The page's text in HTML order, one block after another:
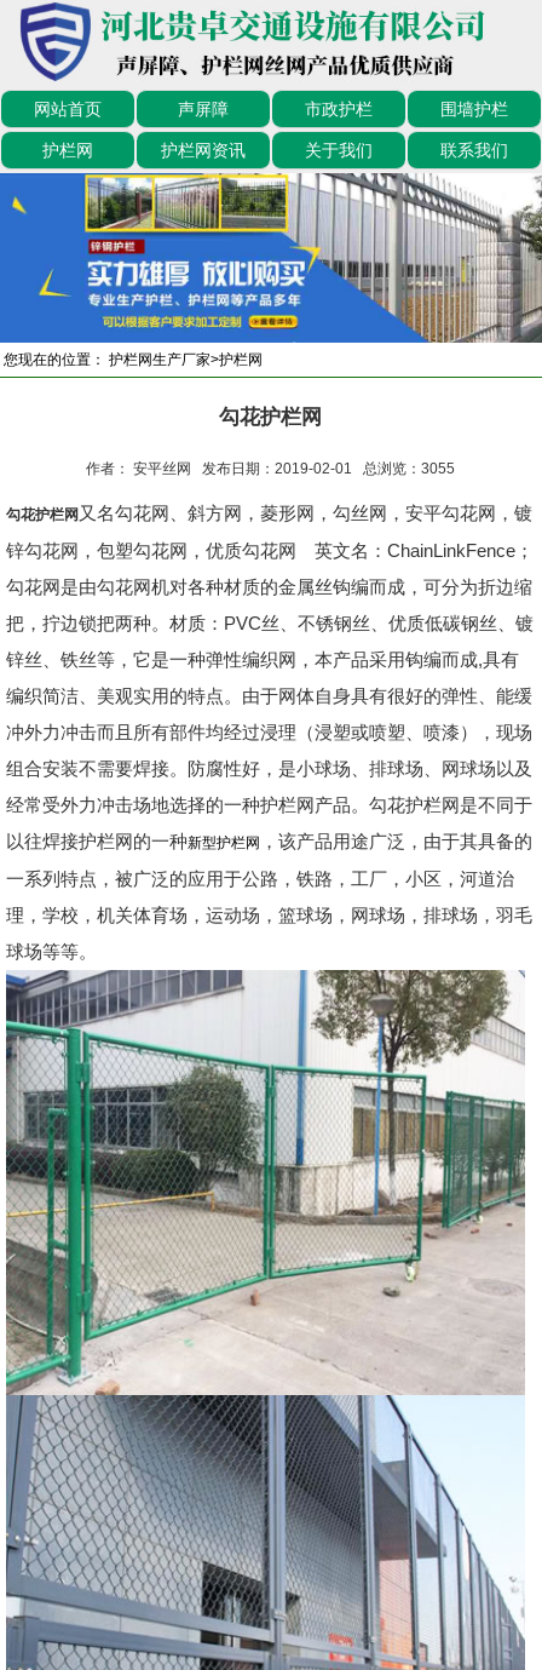
网站首页 声屏障 市政护栏 围墙护栏
护栏网 护栏网资讯 关于我们 联系我们
您现在的位置： 护栏网生产厂家>护栏网
勾花护栏网
作者： 安平丝网 发布日期：2019-02-01 总浏览：3055
勾花护栏网 又名勾花网、斜方网，菱形网，勾丝网，安平勾花网，镀
锌勾花网，包塑勾花网，优质勾花网 英文名：ChainLinkFence；
勾花网是由勾花网机对各种材质的金属丝钩编而成，可分为折边缩
把，拧边锁把两种。材质：PVC丝、不锈钢丝、优质低碳钢丝、镀
锌丝、铁丝等，它是一种弹性编织网，本产品采用钩编而成,具有
编织简洁、美观实用的特点。由于网体自身具有很好的弹性、能缓
冲外力冲击而且所有部件均经过浸理（浸塑或喷塑、喷漆），现场
组合安装不需要焊接。防腐性好，是小球场、排球场、网球场以及
经常受外力冲击场地选择的一种护栏网产品。勾花护栏网是不同于
以往焊接护栏网的一种新型护栏网 ，该产品用途广泛，由于其具备的
一系列特点，被广泛的应用于公路，铁路，工厂，小区，河道治
理，学校，机关体育场，运动场，篮球场，网球场，排球场，羽毛
球场等等。